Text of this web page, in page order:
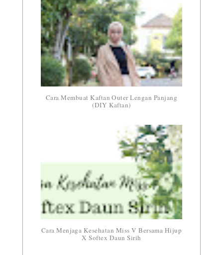
Cara Membuat Kaftan Outer Lengan Panjang
(DIY Kaftan)
Cara Menjaga Kesehatan Miss V Bersama Hijup
X Softex Daun Sirih